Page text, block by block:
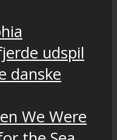
udspil
danske
We Were